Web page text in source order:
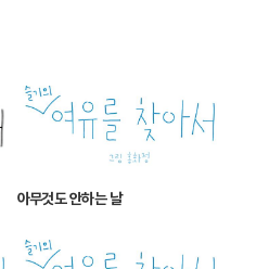
아무것도 안하는 날